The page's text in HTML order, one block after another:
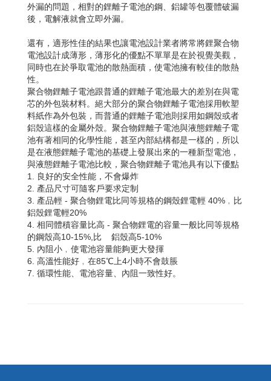
外漏的問題，相對的鋰離子電池的鋼、鋁罐等包覆體破漏
後，電解液就會立即外漏。
還有，適形性佳的結果也讓電池設計業者將常將鋰聚合物
電池設計成薄形，薄形化的優點不單單是在於視覺美觀，
同時也在於爭取電池的散熱面積，使電池擁有較佳的散熱
性。
聚合物鋰離子電池跟普通的鋰離子電池最大的差別在與電
芯的外包裝材料。絕大部分的聚合物鋰離子電池採用軟塑
料紙作為外包裝，而普通的鋰離子電池則採用如鋼殼或者
鋁殼這樣的金屬外殼。聚合物鋰離子電池與液態鋰離子電
池有著相同的化學性能，甚至內部結構都是一樣的，所以
是在液態鋰離子電池的基礎上發展出來的一種新型電池，
與液態鋰離子電池比較，聚合物鋰離子電池具有以下優點
1. 良好的安全性能，不會爆炸
2. 產品尺寸可隨客戶要求定制
3. 產品輕 - 聚合物鋰電比同等規格的鋼殼鋰電輕 40%﹐比
鋁殼鋰電輕20%
4. 相同體積容量比高 - 聚合物鋰電的容量一般比同等規格
的鋼殼高10-15%,比 鋁殼高5-10%
5. 內阻小﹐使電池容量能夠更大發揮
6. 高溫性能好﹐在85℃上4小時不會鼓脹
7. 循環性能、電池容量、內阻一致性好。